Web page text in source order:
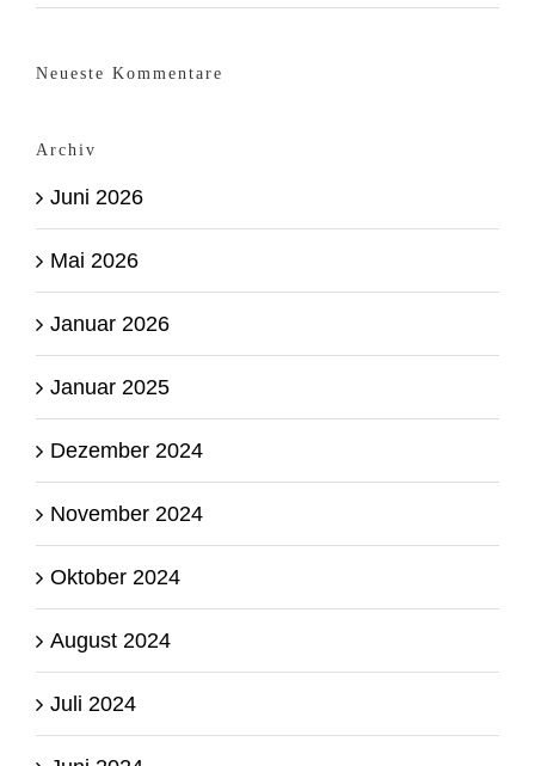
Neueste Kommentare
Archiv
Juni 2026
Mai 2026
Januar 2026
Januar 2025
Dezember 2024
November 2024
Oktober 2024
August 2024
Juli 2024